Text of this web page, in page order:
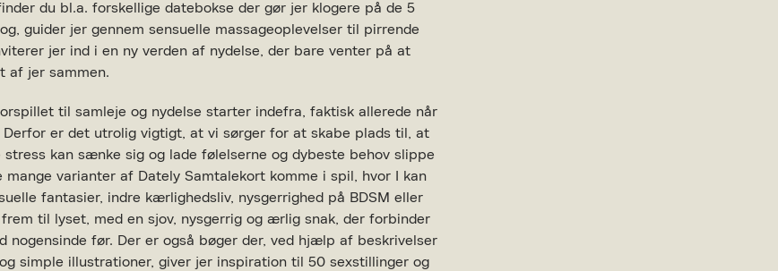
du bl.a. forskellige datebokse der gør jer klogere på de 5
guider jer gennem sensuelle massageoplevelser til pirrende
jer ind i en ny verden af nydelse, der bare venter på at
af jer sammen.
til samleje og nydelse starter indefra, faktisk allerede når
Derfor er det utrolig vigtigt, at vi sørger for at skabe plads til, at
stress kan sænke sig og lade følelserne og dybeste behov slippe
mange varianter af Dately Samtalekort komme i spil, hvor I kan
fantasier, indre kærlighedsliv, nysgerrighed på BDSM eller
til lyset, med en sjov, nysgerrig og ærlig snak, der forbinder
nogensinde før. Der er også bøger der, ved hjælp af beskrivelser
simple illustrationer, giver jer inspiration til 50 sexstillinger og
Ret cookies
IKKE FINDES
Luk